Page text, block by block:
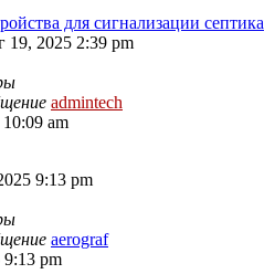
для сигнализации септика
19, 2025 2:39 pm
admintech
am
9:13 pm
aerograf
pm